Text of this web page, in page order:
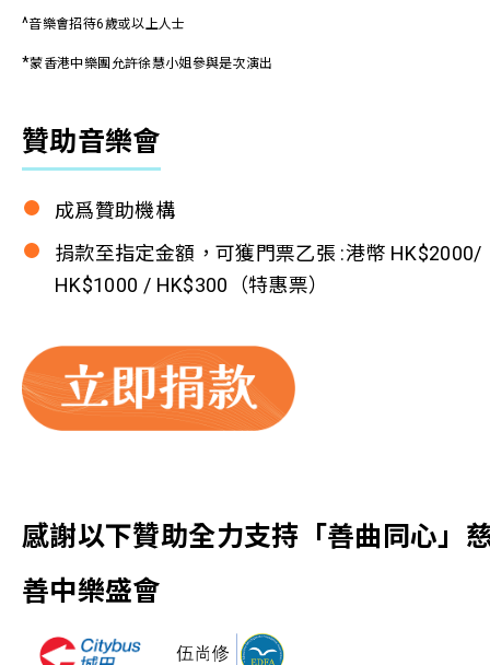
^音樂會招待6歲或以上人士
*蒙香港中樂團允許徐慧小姐參與是次演出
贊助音樂會
成爲贊助機構
捐款至指定金額，可獲門票乙張 :港幣 HK$2000/
HK$1000 / HK$300（特惠票）
感謝以下贊助全力支持「善曲同心」
善中樂盛會